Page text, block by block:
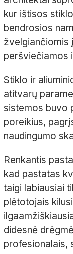
kur ištisos
bendrosios
žvelgiančiomis
peršviečiamos
Stiklo ir
atitvarų
sistemos buvo
poreikius,
naudingumo
Renkantis
kad pastatas
taigi labiausiai
plėtotojais
didesnė
profesionalais,